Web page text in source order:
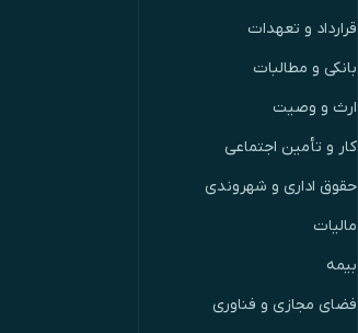
قرارداد و تعهدات
بانکی و مطالبات
ارث و وصیت
کار و تأمین اجتماعی
حقوق اداری و شهروندی
مالیات
بیمه
فضای مجازی و فناوری